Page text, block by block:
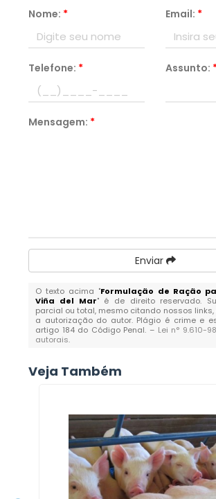
Nome: * Email: *
Telefone: * Assunto: *
Mensagem: *
Enviar
O texto acima "Formulação de Ração
Viña del Mar" é de direito reservado.
parcial ou total, mesmo citando nossos
a autorização do autor. Plágio é crime e
artigo 184 do Código Penal. – Lei n° 9.610-
autorais.
Veja Também